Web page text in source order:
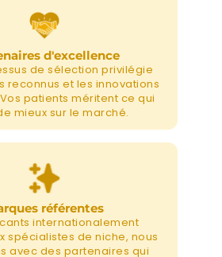
d'excellence
de sélection privilégie
reconnus et les innovations
patients méritent ce qui
mieux sur le marché.
référentes
internationalement
spécialistes de niche, nous
avec des partenaires qui